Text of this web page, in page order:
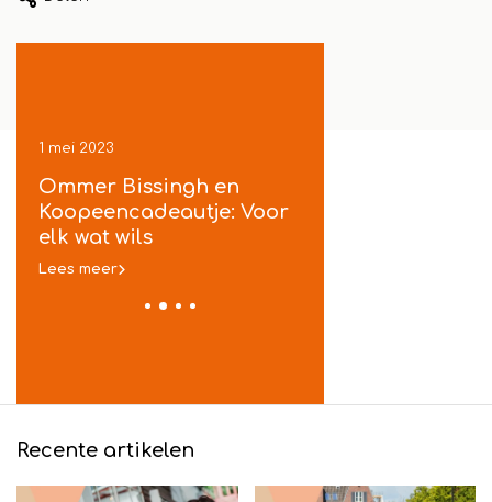
1 mei 2023
Ommer Bissingh en
Koopeencadeautje: Voor
elk wat wils
Lees meer
Recente artikelen